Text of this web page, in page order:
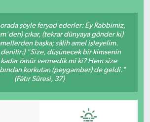
şöyle feryad ederler: Ey Rabbimiz,
çıkar, (tekrar dünyaya gönder ki)
başka; sâlih amel işleyelim.
denilir:) "Size, düşünecek bir kimsenin
ömür vermedik mi ki? Hem size
korkutan (peygamber) de geldi."
(Fâtır Sûresi, 37)